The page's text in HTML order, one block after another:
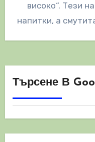
високо“. Тези
напитки, а
Търсене В